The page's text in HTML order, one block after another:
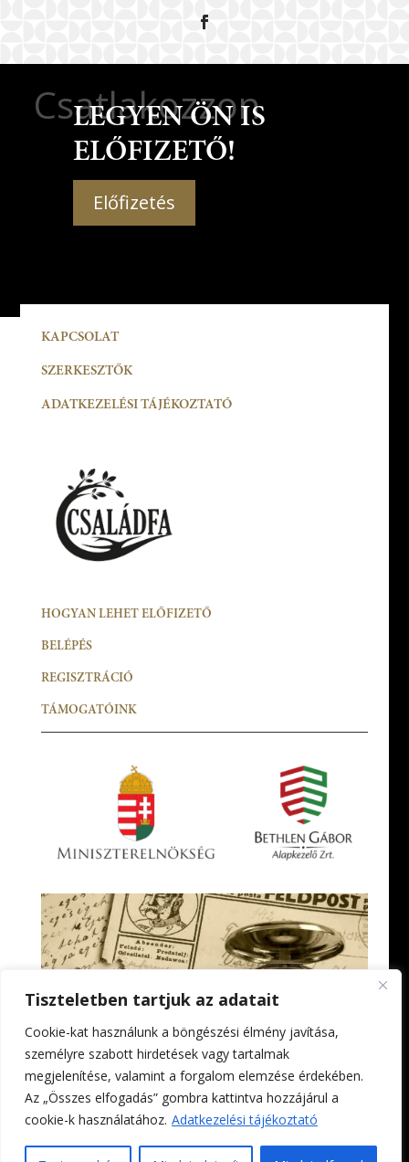
Tiszteletben tartjuk az adatait
Cookie-kat használunk a böngészési élmény javítása,
személyre szabott hirdetések vagy tartalmak
megjelenítése, valamint a forgalom elemzése érdekében.
Az „Összes elfogadás” gombra kattintva hozzájárul a
cookie-k használatához. Adatkezelési tájékoztató
Csatlakozzon
LEGYEN ÖN IS
ELŐFIZETŐ!
Előfizetés
KAPCSOLAT
SZERKESZTŐK
ADATKEZELÉSI TÁJÉKOZTATÓ
HOGYAN LEHET ELŐFIZETŐ
BELÉPÉS
REGISZTRÁCIÓ
TÁMOGATÓINK